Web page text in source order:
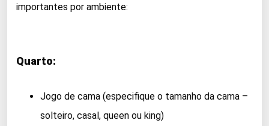
importantes por ambiente:
Quarto:
Jogo de cama (especifique o tamanho da cama –
solteiro, casal, queen ou king)